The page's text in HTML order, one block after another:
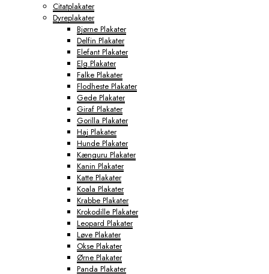
Citatplakater
Dyreplakater
Bjørne Plakater
Delfin Plakater
Elefant Plakater
Elg Plakater
Falke Plakater
Flodheste Plakater
Gede Plakater
Giraf Plakater
Gorilla Plakater
Haj Plakater
Hunde Plakater
Kænguru Plakater
Kanin Plakater
Katte Plakater
Koala Plakater
Krabbe Plakater
Krokodille Plakater
Leopard Plakater
Løve Plakater
Okse Plakater
Ørne Plakater
Panda Plakater